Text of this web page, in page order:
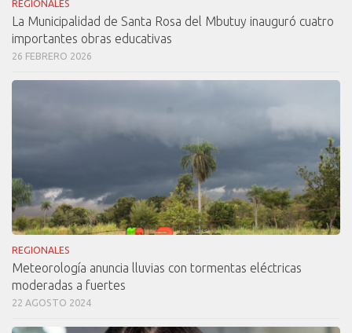
REGIONALES
La Municipalidad de Santa Rosa del Mbutuy inauguró cuatro
importantes obras educativas
26 FEBRERO 2026
REGIONALES
Meteorología anuncia lluvias con tormentas eléctricas
moderadas a fuertes
22 AGOSTO 2024